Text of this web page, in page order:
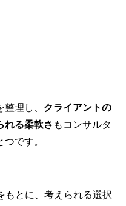
理し、 クライアントの
れる柔軟さ もコンサルタ
です。
もとに、考えられる選択